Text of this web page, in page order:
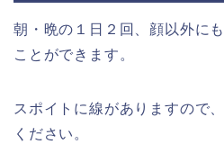
朝・晩の１日２回、顔以外に
ことができます。
スポイトに線がありますので
ください。